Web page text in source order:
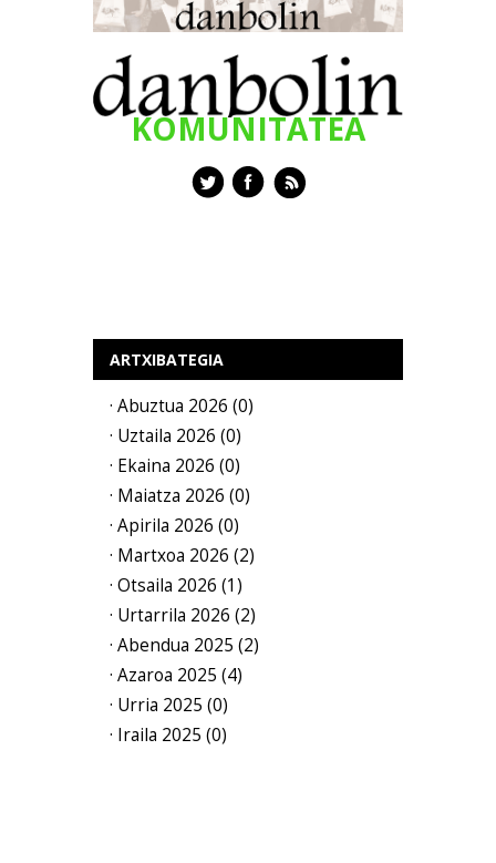
KOMUNITATEA
ARTXIBATEGIA
· Abuztua 2026 (0)
· Uztaila 2026 (0)
· Ekaina 2026 (0)
· Maiatza 2026 (0)
· Apirila 2026 (0)
· Martxoa 2026 (2)
· Otsaila 2026 (1)
· Urtarrila 2026 (2)
· Abendua 2025 (2)
· Azaroa 2025 (4)
· Urria 2025 (0)
· Iraila 2025 (0)